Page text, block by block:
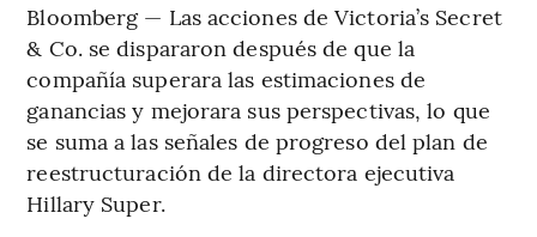
Bloomberg — Las acciones de Victoria’s Secret
& Co. se dispararon después de que la
compañía superara las estimaciones de
ganancias y mejorara sus perspectivas, lo que
se suma a las señales de progreso del plan de
reestructuración de la directora ejecutiva
Hillary Super.